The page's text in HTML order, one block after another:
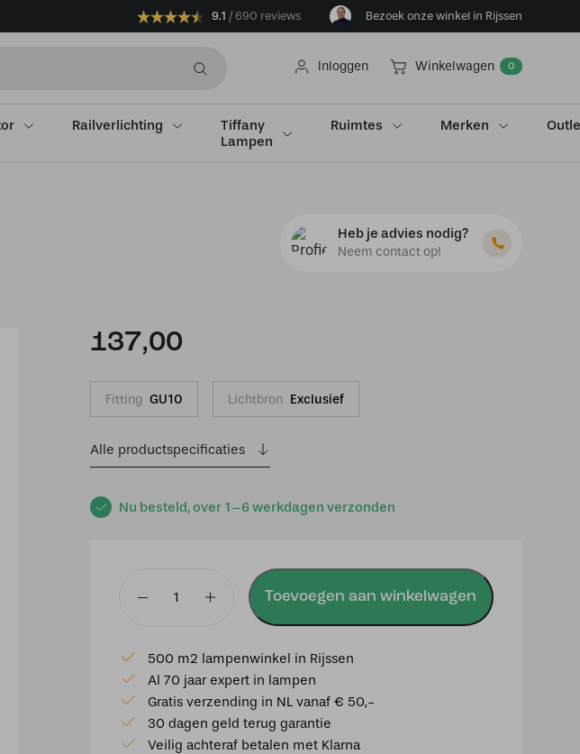
9.1 690 reviews Bezoek onze winkel in Rijssen
Inloggen Winkelwagen 0
Railverlichting
Tiffany
Lampen
Ruimtes Merken
Heb je advies nodig?
Neem contact op!
Nu besteld, over 1–6 werkdagen verzonden
137,00
Fitting GU10 Lichtbron Exclusief
Alle productspecificaties
lichts
balk
zwart
aantal
Toevoegen aan winkelwagen
500 m2 lampenwinkel in Rijssen
Al 70 jaar expert in lampen
Gratis verzending in NL vanaf € 50,-
30 dagen geld terug garantie
Veilig achteraf betalen met Klarna